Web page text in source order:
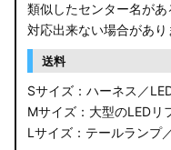
類似したセンター名が
対応出来ない場合があり
送料
Sサイズ：ハーネス／
Mサイズ：大型のLEDリ
Lサイズ：テールランプ